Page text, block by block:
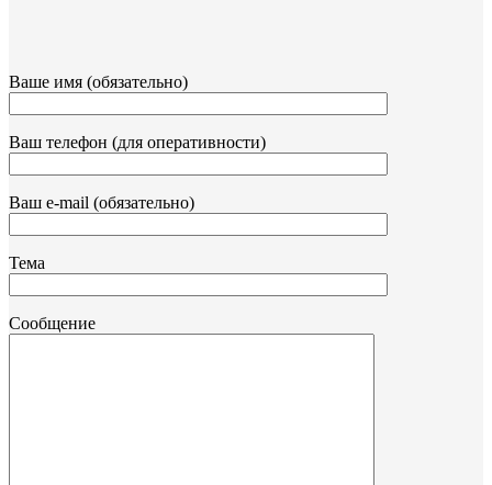
Ваше имя (обязательно)
Ваш телефон (для оперативности)
Ваш e-mail (обязательно)
Тема
Сообщение